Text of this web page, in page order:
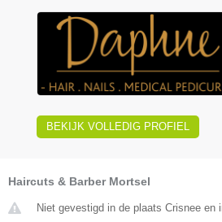
BEKIJK VOLLEDIG PROFIEL
Haircuts & Barber Mortsel
Niet gevestigd in de plaats Crisnee en